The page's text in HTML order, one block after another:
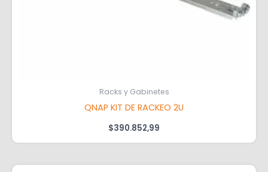
Racks y Gabinetes
QNAP KIT DE RACKEO 2U
$390.852,99